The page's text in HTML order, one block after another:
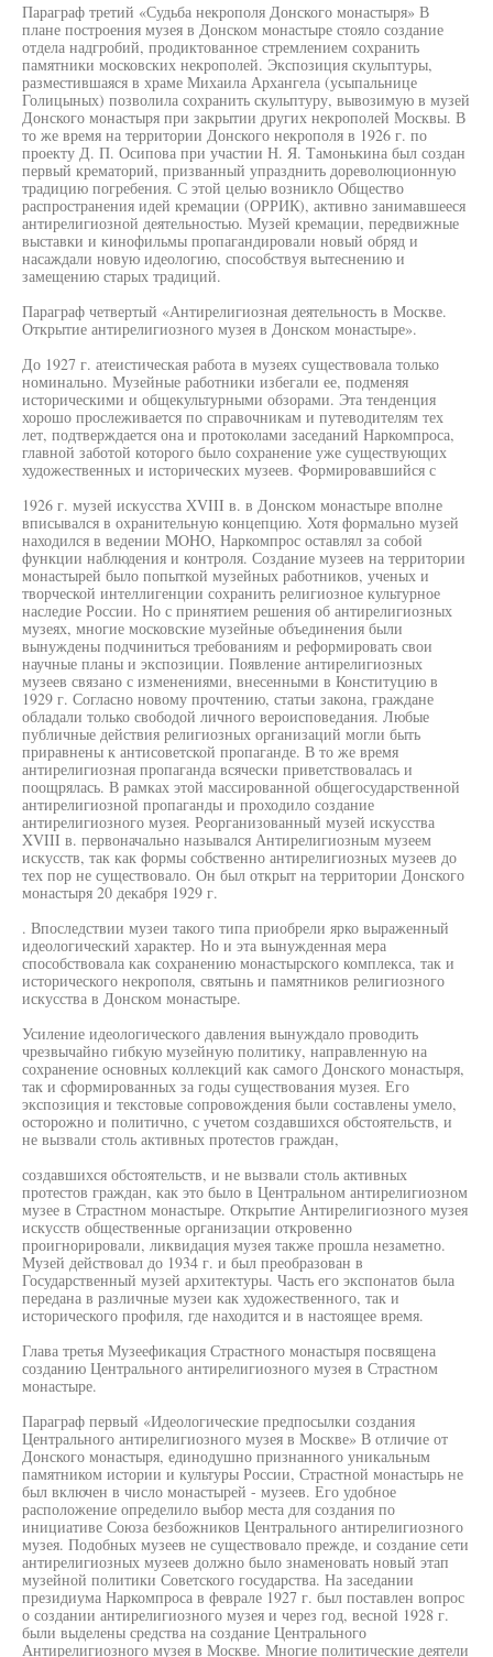
Параграф третий «Судьба некрополя Донского монастыря» В
плане построения музея в Донском монастыре стояло создание
отдела надгробий, продиктованное стремлением сохранить
памятники московских некрополей. Экспозиция скульптуры,
разместившаяся в храме Михаила Архангела (усыпальнице
Голицыных) позволила сохранить скульптуру, вывозимую в музей
Донского монастыря при закрытии других некрополей Москвы. В
то же время на территории Донского некрополя в 1926 г. по
проекту Д. П. Осипова при участии Н. Я. Тамонькина был создан
первый крематорий, призванный упразднить дореволюционную
традицию погребения. С этой целью возникло Общество
распространения идей кремации (ОРРИК), активно занимавшееся
антирелигиозной деятельностью. Музей кремации, передвижные
выставки и кинофильмы пропагандировали новый обряд и
насаждали новую идеологию, способствуя вытеснению и
замещению старых традиций.
Параграф четвертый «Антирелигиозная деятельность в Москве.
Открытие антирелигиозного музея в Донском монастыре».
До 1927 г. атеистическая работа в музеях существовала только
номинально. Музейные работники избегали ее, подменяя
историческими и общекультурными обзорами. Эта тенденция
хорошо прослеживается по справочникам и путеводителям тех
лет, подтверждается она и протоколами заседаний Наркомпроса,
главной заботой которого было сохранение уже существующих
художественных и исторических музеев. Формировавшийся с
1926 г. музей искусства XVIII в. в Донском монастыре вполне
вписывался в охранительную концепцию. Хотя формально музей
находился в ведении MOHO, Наркомпрос оставлял за собой
функции наблюдения и контроля. Создание музеев на территории
монастырей было попыткой музейных работников, ученых и
творческой интеллигенции сохранить религиозное культурное
наследие России. Но с принятием решения об антирелигиозных
музеях, многие московские музейные объединения были
вынуждены подчиниться требованиям и реформировать свои
научные планы и экспозиции. Появление антирелигиозных
музеев связано с изменениями, внесенными в Конституцию в
1929 г. Согласно новому прочтению, статьи закона, граждане
обладали только свободой личного вероисповедания. Любые
публичные действия религиозных организаций могли быть
приравнены к антисоветской пропаганде. В то же время
антирелигиозная пропаганда всячески приветствовалась и
поощрялась. В рамках этой массированной общегосударственной
антирелигиозной пропаганды и проходило создание
антирелигиозного музея. Реорганизованный музей искусства
XVIII в. первоначально назывался Антирелигиозным музеем
искусств, так как формы собственно антирелигиозных музеев до
тех пор не существовало. Он был открыт на территории Донского
монастыря 20 декабря 1929 г.
. Впоследствии музеи такого типа приобрели ярко выраженный
идеологический характер. Но и эта вынужденная мера
способствовала как сохранению монастырского комплекса, так и
исторического некрополя, святынь и памятников религиозного
искусства в Донском монастыре.
Усиление идеологического давления вынуждало проводить
чрезвычайно гибкую музейную политику, направленную на
сохранение основных коллекций как самого Донского монастыря,
так и сформированных за годы существования музея. Его
экспозиция и текстовые сопровождения были составлены умело,
осторожно и политично, с учетом создавшихся обстоятельств, и
не вызвали столь активных протестов граждан,
создавшихся обстоятельств, и не вызвали столь активных
протестов граждан, как это было в Центральном антирелигиозном
музее в Страстном монастыре. Открытие Антирелигиозного музея
искусств общественные организации откровенно
проигнорировали, ликвидация музея также прошла незаметно.
Музей действовал до 1934 г. и был преобразован в
Государственный музей архитектуры. Часть его экспонатов была
передана в различные музеи как художественного, так и
исторического профиля, где находится и в настоящее время.
Глава третья Музеефикация Страстного монастыря посвящена
созданию Центрального антирелигиозного музея в Страстном
монастыре.
Параграф первый «Идеологические предпосылки создания
Центрального антирелигиозного музея в Москве» В отличие от
Донского монастыря, единодушно признанного уникальным
памятником истории и культуры России, Страстной монастырь не
был включен в число монастырей - музеев. Его удобное
расположение определило выбор места для создания по
инициативе Союза безбожников Центрального антирелигиозного
музея. Подобных музеев не существовало прежде, и создание сети
антирелигиозных музеев должно было знаменовать новый этап
музейной политики Советского государства. На заседании
президиума Наркомпроса в феврале 1927 г. был поставлен вопрос
о создании антирелигиозного музея и через год, весной 1928 г.
были выделены средства на создание Центрального
Антирелигиозного музея в Москве. Многие политические деятели